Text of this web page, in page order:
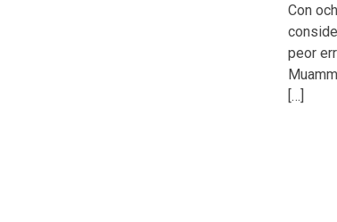
Con
peor
[…]